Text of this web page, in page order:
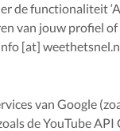
de functionaliteit
van jouw profiel
[at]
van Google
de YouTube